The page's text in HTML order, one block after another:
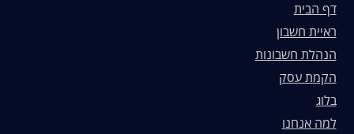
דף הבית
ראיית חשבון
הנהלת חשבונות
הקמת עסק
בלוג
למה אנחנו